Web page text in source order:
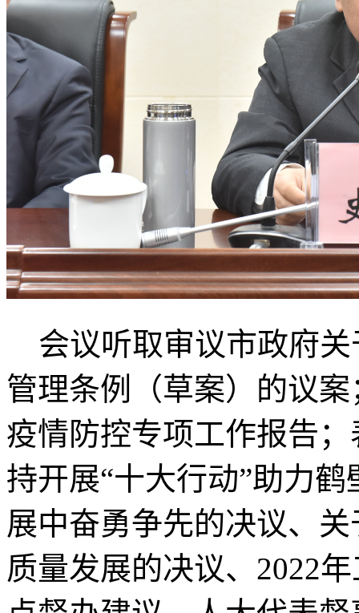
会议听取审议市政府关
管理条例（草案）的议
疫情防控专项工作报告
持开展“十大行动”助力
展中奋勇争先的决议、
质量发展的决议、2022